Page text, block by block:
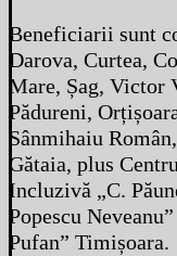
Beneficiarii sunt
Darova, Curtea,
Mare, Șag, Victor
Pădureni,
Sânmihaiu
Gătaia, plus
Incluzivă „C.
Popescu
Pufan” Timișoara.